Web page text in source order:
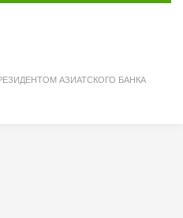
АЗИАТСКОГО БАНКА